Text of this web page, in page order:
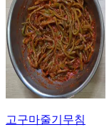
고구마줄기무침